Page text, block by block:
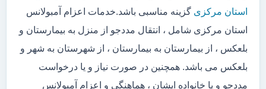
استان مرکزی گزینه مناسبی باشد.خدمات اعزام آمبولانس
استان مرکزی شامل ، انتقال مددجو از منزل به بیمارستان و
بلعکس ، از بیمارستان به بیمارستان ، از شهرستان به شهر و
بلعکس می باشد. همچنین در صورت نیاز و یا درخواست
مددجو و یا خانواده ایشان ، هماهنگی و اعزام آمبولانس